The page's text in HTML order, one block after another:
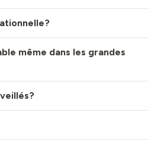
même dans les grandes